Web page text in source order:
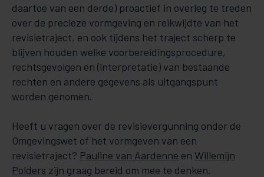
daartoe van een derde) proactief in overleg te treden
over de precieze vormgeving en reikwijdte van het
revisietraject, en ook tijdens het traject scherp te
blijven houden welke voorbereidingsprocedure,
rechtsgevolgen en (interpretatie) van bestaande
rechten en andere gegevens als uitgangspunt
worden genomen.
Heeft u vragen over de revisievergunning onder de
Omgevingswet of het vormgeven van een
revisietraject? Pauline van Aardenne en Willemijn
Polders zijn graag bereid om mee te denken.